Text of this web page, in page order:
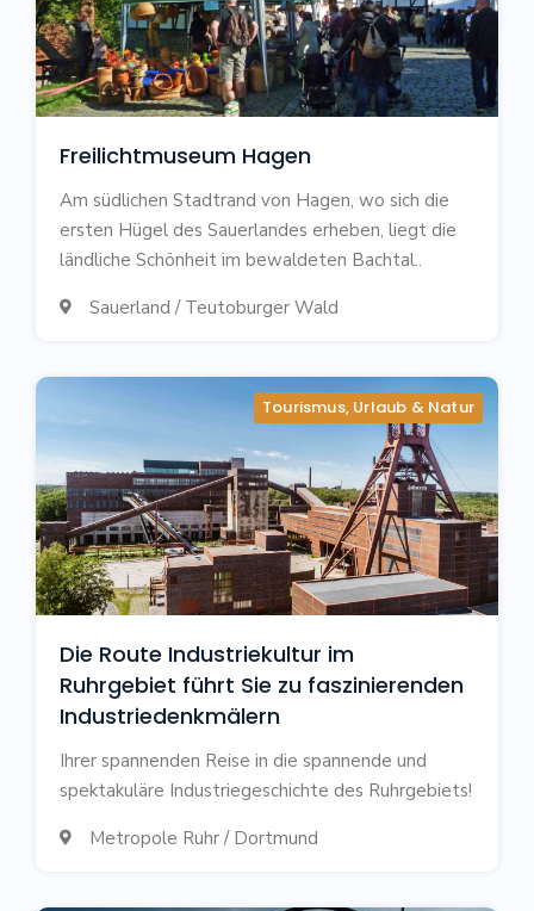
Freilichtmuseum Hagen
Am südlichen Stadtrand von Hagen, wo sich die
ersten Hügel des Sauerlandes erheben, liegt die
ländliche Schönheit im bewaldeten Bachtal..
 Sauerland / Teutoburger Wald
Tourismus, Urlaub & Natur
Die Route Industriekultur im
Ruhrgebiet führt Sie zu faszinierenden
Industriedenkmälern
Ihrer spannenden Reise in die spannende und
spektakuläre Industriegeschichte des Ruhrgebiets!
 Metropole Ruhr / Dortmund